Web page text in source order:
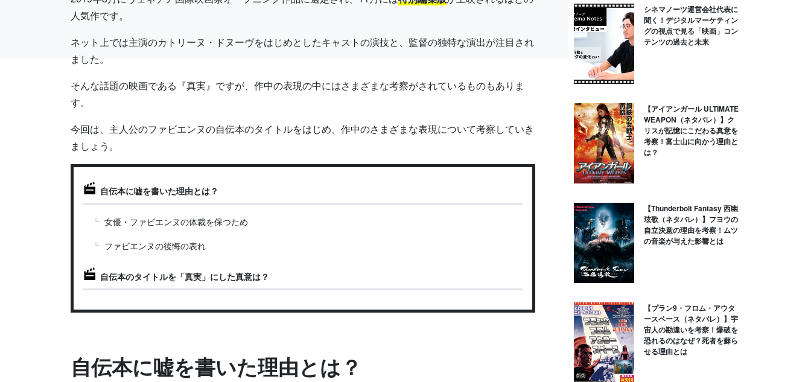
人気作です。
ネット上では主演のカトリーヌ・ドヌーヴをはじめとしたキャストの演技と、監督の独特な演出が注目され
ました。
そんな話題の映画である『真実』ですが、作中の表現の中にはさまざまな考察がされているものもありま
す。
今回は、主人公のファビエンヌの自伝本のタイトルをはじめ、作中のさまざまな表現について考察していき
ましょう。
自伝本に嘘を書いた理由とは？
女優・ファビエンヌの体裁を保つため
ファビエンヌの後悔の表れ
自伝本のタイトルを「真実」にした真意は？
自伝本に嘘を書いた理由とは？
シネマノーツ運営会社代表に
聞く！デジタルマーケティン
グの視点で見る「映画」コン
テンツの過去と未来
【アイアンガール ULTIMATE
WEAPON（ネタバレ）】ク
リスが記憶にこだわる真意を
考察！富士山に向かう理由と
は？
【Thunderbolt Fantasy 西幽
玹歌（ネタバレ）】フヨウの
自立決意の理由を考察！ムツ
の音楽が与えた影響とは
【プラン9・フロム・アウタ
ースペース（ネタバレ）】宇
宙人の勘違いを考察！爆破を
恐れるのはなぜ？死者を蘇ら
せる理由とは